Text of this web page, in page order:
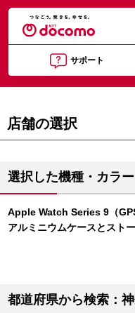
サポート
店舗の選択
選択した機種・カラー
Apple Watch Series 9（
アルミニウムケースとスト
都道府県から検索：